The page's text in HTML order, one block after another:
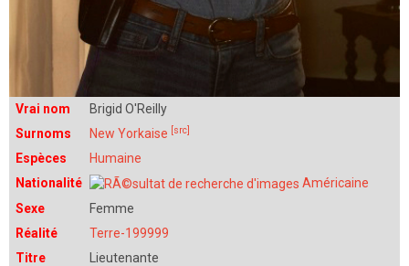
Vrai nom
Brigid O'Reilly
Surnoms
New Yorkaise [src]
Espèces
Humaine
Nationalité
Américaine
Sexe
Femme
Réalité
Terre-199999
Titre
Lieutenante